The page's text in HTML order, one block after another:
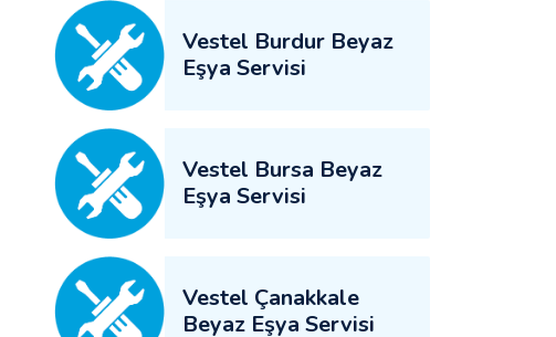
Vestel Burdur Beyaz
Eşya Servisi
Vestel Bursa Beyaz
Eşya Servisi
Vestel Çanakkale
Beyaz Eşya Servisi